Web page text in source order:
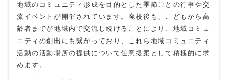
地域のコミュニティ形成を目的とした季節ごとの行事や交
流イベントが開催されています。廃校後も、こどもから高
齢者までが地域内で交流し続けることにより、地域コミュ
ニティの創出にも繋がっており、これら地域コミュニティ
活動の活動場所の提供について任意提案として積極的に求
めます。